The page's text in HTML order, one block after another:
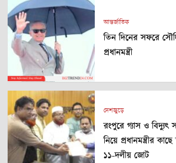
আন্তর্জাতিক
তিন দিনের সফরে
প্রধানমন্ত্রী
দেশজুড়ে
রংপুরে গ্যাস ও বিদ্যুৎ
নিয়ে প্রধানমন্ত্রীর
১১-দলীয় জোট